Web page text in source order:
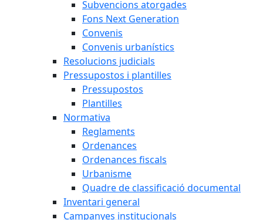
Subvencions atorgades
Fons Next Generation
Convenis
Convenis urbanístics
Resolucions judicials
Pressupostos i plantilles
Pressupostos
Plantilles
Normativa
Reglaments
Ordenances
Ordenances fiscals
Urbanisme
Quadre de classificació documental
Inventari general
Campanyes institucionals